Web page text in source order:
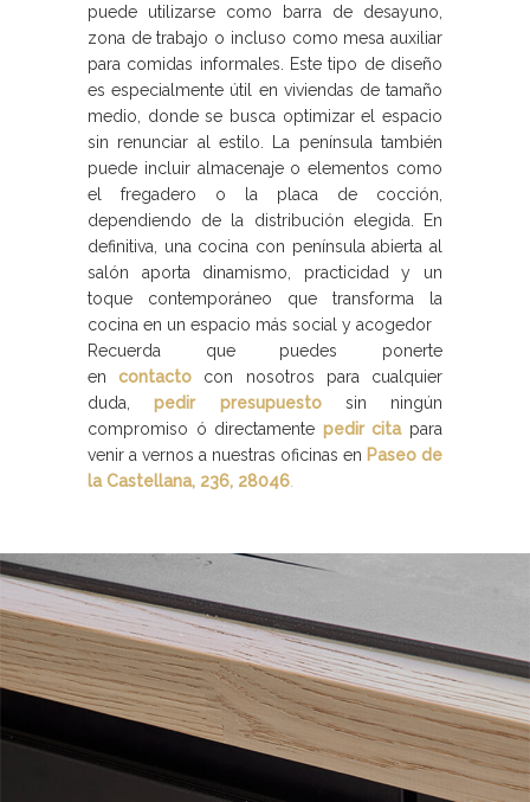
puede utilizarse como barra de desayuno,
zona de trabajo o incluso como mesa auxiliar
para comidas informales. Este tipo de diseño
es especialmente útil en viviendas de tamaño
medio, donde se busca optimizar el espacio
sin renunciar al estilo. La península también
puede incluir almacenaje o elementos como
el fregadero o la placa de cocción,
dependiendo de la distribución elegida. En
definitiva, una cocina con península abierta al
salón aporta dinamismo, practicidad y un
toque contemporáneo que transforma la
cocina en un espacio más social y acogedor
Recuerda que puedes ponerte
encontacto
con nosotros para cualquier
duda,pedir presupuestosin ningún
compromiso ó directamente pedir citapara
venir a vernos a nuestras oficinas en Paseo de
la Castellana, 236, 28046